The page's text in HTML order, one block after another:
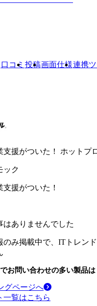
口コミ 投稿画面仕様連携
援がついた！ ホットプ
ック
援がついた！
はありませんでした
のみ掲載中で、ITトレン
でお問い合わせの多い製品は
グページへ
一覧はこちら